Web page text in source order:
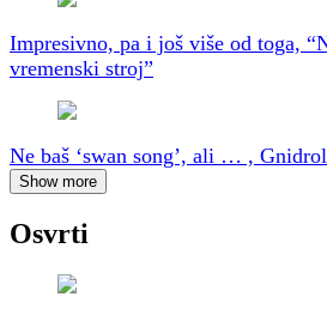
Impresivno, pa i još više od toga,
vremenski stroj”
Ne baš ‘swan song’, ali … ,
Show more
Osvrti